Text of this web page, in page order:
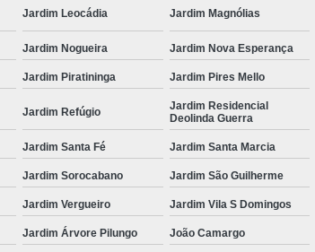
Jardim Leocádia Jardim Magnólias
Jardim Nogueira Jardim Nova Esperança
Jardim Piratininga Jardim Pires Mello
Jardim Refúgio
Jardim Residencial
Deolinda Guerra
Jardim Santa Fé Jardim Santa Marcia
Jardim Sorocabano Jardim São Guilherme
Jardim Vergueiro Jardim Vila S Domingos
Jardim Árvore Pilungo João Camargo